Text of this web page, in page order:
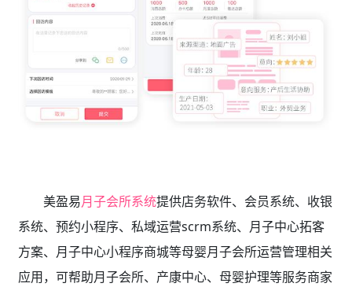
美盈易月子会所系统提供店务软件、会员系统、收银
系统、预约小程序、私域运营scrm系统、月子中心拓客
方案、月子中心小程序商城等母婴月子会所运营管理相关
应用，可帮助月子会所、产康中心、母婴护理等服务商家